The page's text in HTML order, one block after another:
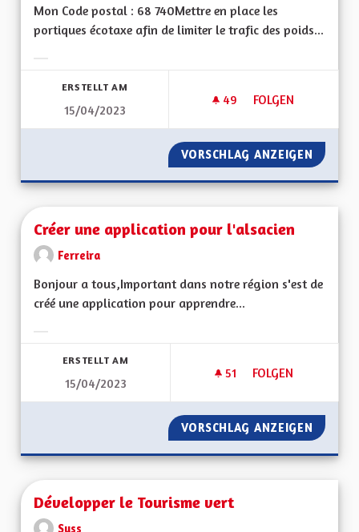
Mon Code postal : 68 740Mettre en place les
portiques écotaxe afin de limiter le trafic des poids...
ERSTELLT AM
15/04/2023
49 49 FOLLOWER
FOLGEN
LIMITER LE TRAFIC
VORSCHLAG ANZEIGEN
Créer une application pour l'alsacien
Ferreira
Bonjour a tous,Important dans notre région s'est de
créé une application pour apprendre...
ERSTELLT AM
15/04/2023
51 51 FOLLOWER
FOLGEN
CRÉER UNE
VORSCHLAG ANZEIGEN
Développer le Tourisme vert
Suss